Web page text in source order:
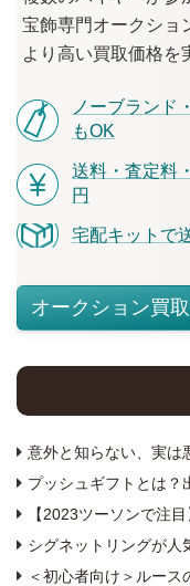
宝飾専門オークショ
より 高い買取価格を
ノーブランド
もOK
送料・査定料
円
宅配キットで
オークション買
意外と知らない、実は
プッシュギフトとは？
【2023ツーソンで注
シグネットリングが人
＜初心者向け＞ルー